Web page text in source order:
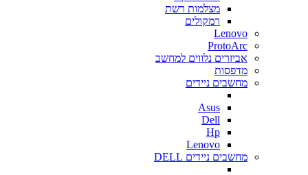
מצלמות רשת
רמקולים
Lenovo
ProtoArc
אביזרים נלווים למחשב
מדפסות
מחשבים ניידים
Asus
Dell
Hp
Lenovo
מחשבים ניידים DELL